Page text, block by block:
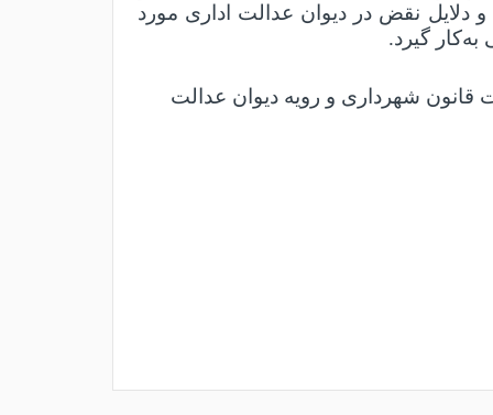
نقض در دیوان عدالت اداری مورد
گیرد.
قانون شهرداری و رویه دیوان عدالت